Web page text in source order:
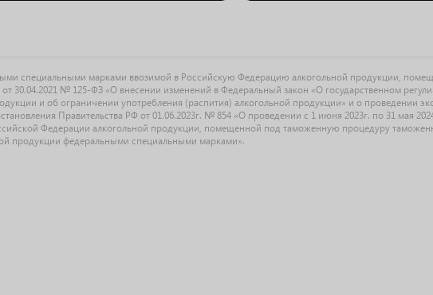
специальными марками ввозимой в Российскую Федерацию алкогольной продукции,
30.04.2021 № 125-ФЗ «О внесении изменений в Федеральный закон «О государственном
и об ограничении употребления (распития) алкогольной продукции» и о проведении
Правительства РФ от 01.06.2023г. № 854 «О проведении с 1 июня 2023г. по 31 мая
Федерации алкогольной продукции, помещенной под таможенную процедуру
продукции федеральными специальными марками».